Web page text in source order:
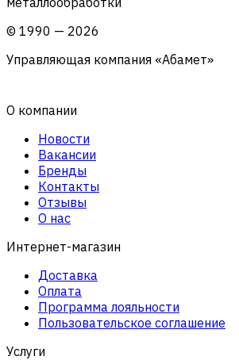
© 1990 — 2026
Управляющая компания «Абамет»
О компании
Новости
Вакансии
Бренды
Контакты
Отзывы
О нас
Интернет-магазин
Доставка
Оплата
Программа лояльности
Пользовательское соглашение
Услуги